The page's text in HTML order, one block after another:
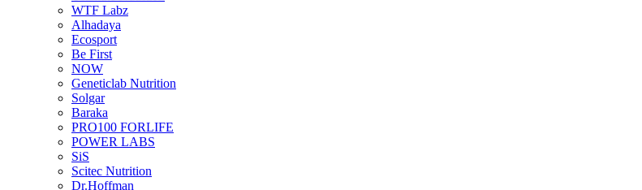
WTF Labz
Alhadaya
Ecosport
Be First
NOW
Geneticlab Nutrition
Solgar
Baraka
PRO100 FORLIFE
POWER LABS
SiS
Scitec Nutrition
Dr.Hoffman